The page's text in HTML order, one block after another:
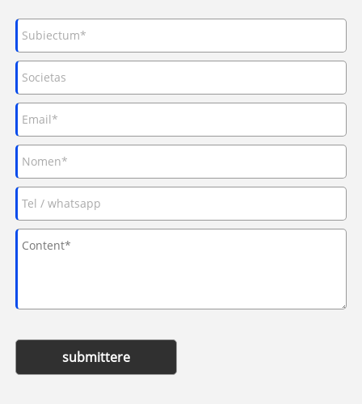
submittere